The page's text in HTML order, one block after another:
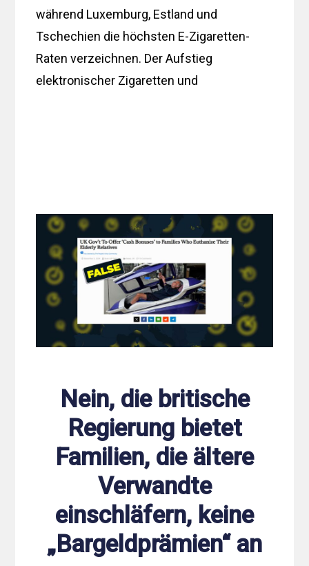
während Luxemburg, Estland und
Tschechien die höchsten E-Zigaretten-
Raten verzeichnen. Der Aufstieg
elektronischer Zigaretten und
Nein, die britische
Regierung bietet
Familien, die ältere
Verwandte
einschläfern, keine
„Bargeldprämien“ an